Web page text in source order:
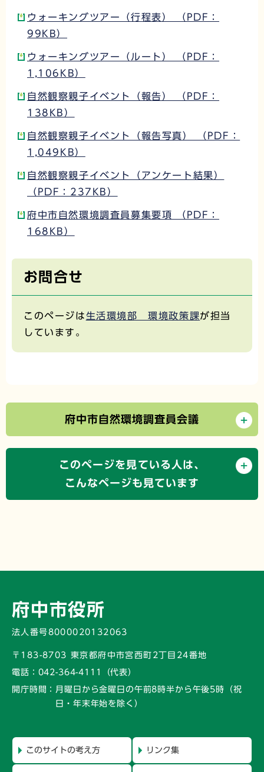
ウォーキングツアー（行程表） （PDF：
99KB）
ウォーキングツアー（ルート） （PDF：
1,106KB）
自然観察親子イベント（報告） （PDF：
138KB）
自然観察親子イベント（報告写真） （PDF：
1,049KB）
自然観察親子イベント（アンケート結果）
（PDF：237KB）
府中市自然環境調査員募集要項 （PDF：
168KB）
お問合せ
このページは生活環境部 環境政策課が担当
しています。
府中市自然環境調査員会議
このページを見ている人は、
こんなページも見ています
府中市役所
法人番号8000020132063
〒183-8703 東京都府中市宮西町2丁目24番地
電話： 042-364-4111（代表）
開庁時間： 月曜日から金曜日の午前8時半から午後5時 （祝
日・年末年始を除く）
このサイトの考え方 リンク集